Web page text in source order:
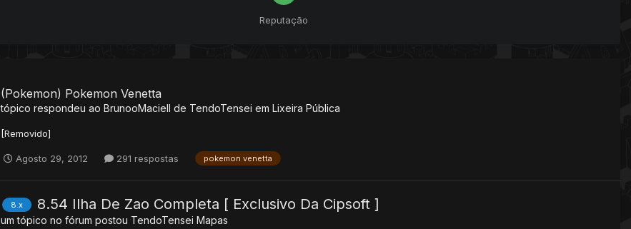
Reputação
(Pokemon) Pokemon Venetta
tópico respondeu ao BrunooMaciell de TendoTensei em Lixeira Pública
[Removido]
Agosto 29, 2012 291 respostas pokemon venetta
8.x 8.54 Ilha De Zao Completa [ Exclusivo Da Cipsoft ]
um tópico no fórum postou TendoTensei Mapas